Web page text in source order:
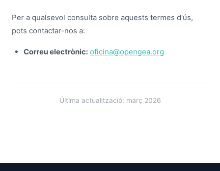
Per a qualsevol consulta sobre aquests termes d'ús,
pots contactar-nos a:
Correu electrònic: oficina@opengea.org
Última actualització: març 2026